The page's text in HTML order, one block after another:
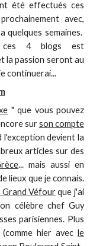
été effectués ces
avec,
quelques semaines.
ces 4 blogs est
la passion seront au
continuerai...
" que vous pouvez
surson compte
l'exception devient la
articles sur des
... mais aussi en
lieux que je connais.
Grand Véfourque j'ai
célèbre chef Guy
parisiennes. Plus
hier avec le